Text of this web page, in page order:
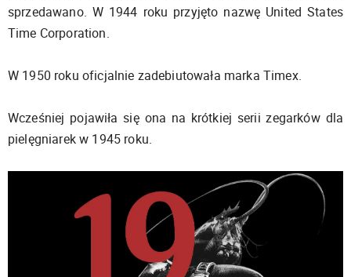
sprzedawano. W 1944 roku przyjęto nazwę United States
Time Corporation.
W 1950 roku oficjalnie zadebiutowała marka Timex.
Wcześniej pojawiła się ona na krótkiej serii zegarków dla
pielęgniarek w 1945 roku.